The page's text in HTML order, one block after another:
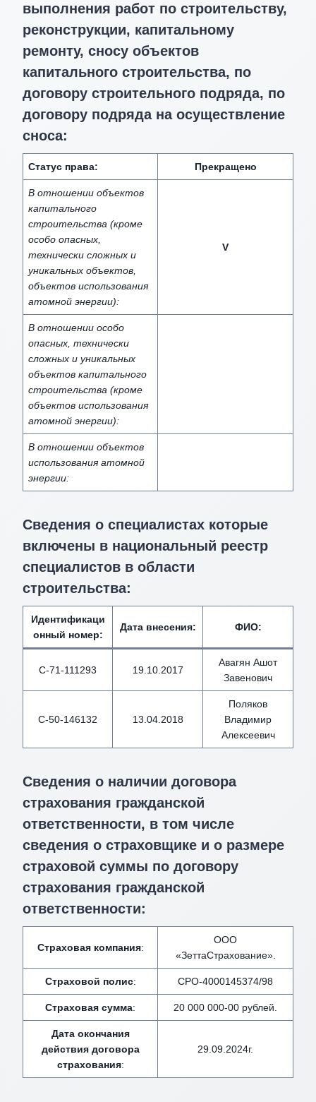
выполнения работ по строительству,
реконструкции, капитальному
ремонту, сносу объектов
капитального строительства, по
договору строительного подряда, по
договору подряда на осуществление
сноса:
Статус права: Прекращено
В отношении объектов
капитального
строительства (кроме
особо опасных,
технически сложных и
уникальных объектов,
объектов использования
атомной энергии):
V
В отношении особо
опасных, технически
сложных и уникальных
объектов капитального
строительства (кроме
объектов использования
атомной энергии):
В отношении объектов
использования атомной
энергии:
Сведения о специалистах которые
включены в национальный реестр
специалистов в области
строительства:
Идентификаци
онный номер:
Дата внесения: ФИО:
С-71-111293 19.10.2017
Авагян Ашот
Завенович
С-50-146132 13.04.2018
Поляков
Владимир
Алексеевич
Сведения о наличии договора
страхования гражданской
ответственности, в том числе
сведения о страховщике и о размере
страховой суммы по договору
страхования гражданской
ответственности:
Страховая компания:
ООО
«ЗеттаСтрахование».
Страховой полис: СРО-4000145374/98
Страховая сумма: 20 000 000-00 рублей.
Дата окончания
действия договора
страхования:
29.09.2024г.